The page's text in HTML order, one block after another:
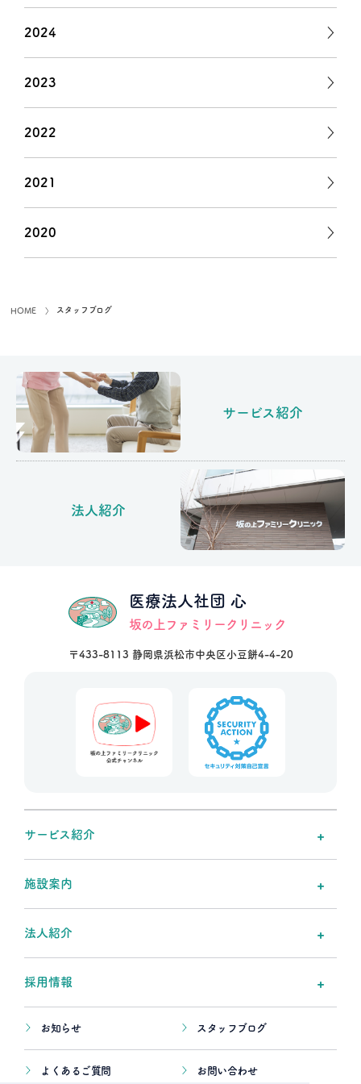
2024
2023
2022
2021
2020
HOME スタッフブログ
サービス紹介
法人紹介
医療法人社団 心
坂の上ファミリークリニック
〒433-8113 静岡県浜松市中央区小豆餅4-4-20
サービス紹介
施設案内
法人紹介
採用情報
お知らせ スタッフブログ
よくあるご質問 お問い合わせ